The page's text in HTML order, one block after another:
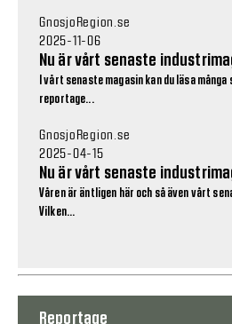
GnosjoRegion.se
2025-11-06
Nu är vårt senaste
I vårt senaste magasin kan du läsa
reportage...
GnosjoRegion.se
2025-04-15
Nu är vårt senaste
Våren är äntligen här och så även vårt
Vilken...
Reportage